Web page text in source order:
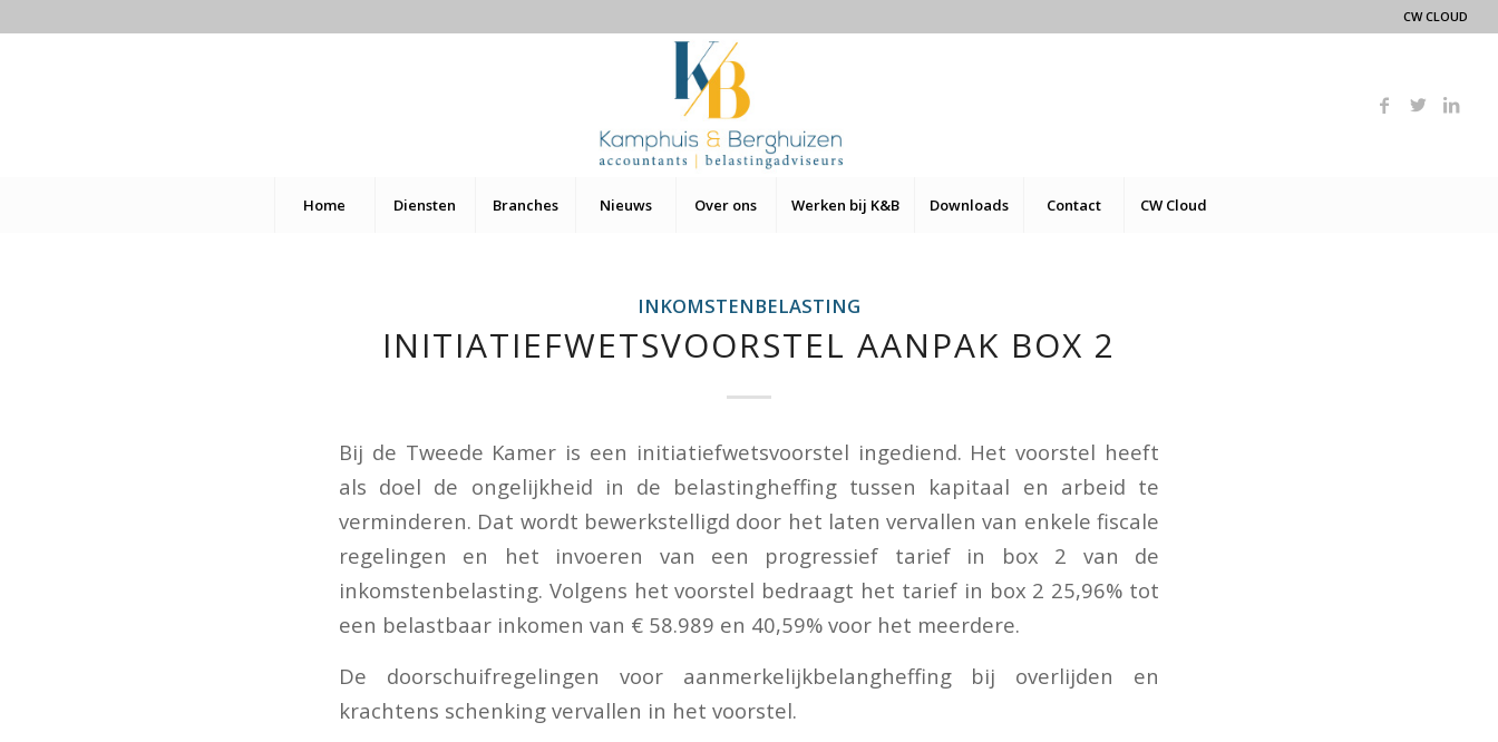
CW CLOUD
Home Diensten Branches Nieuws Over ons Werken bij K&B Downloads Contact CW Cloud
INKOMSTENBELASTING
INITIATIEFWETSVOORSTEL AANPAK BOX 2
Bij de Tweede Kamer is een initiatiefwetsvoorstel ingediend. Het voorstel heeft
als doel de ongelijkheid in de belastingheffing tussen kapitaal en arbeid te
verminderen. Dat wordt bewerkstelligd door het laten vervallen van enkele fiscale
regelingen en het invoeren van een progressief tarief in box 2 van de
inkomstenbelasting. Volgens het voorstel bedraagt het tarief in box 2 25,96% tot
een belastbaar inkomen van € 58.989 en 40,59% voor het meerdere.
De doorschuifregelingen voor aanmerkelijkbelangheffing bij overlijden en
krachtens schenking vervallen in het voorstel.